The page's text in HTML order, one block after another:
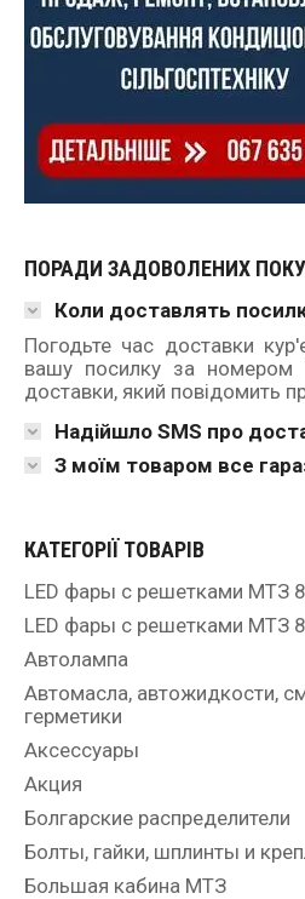
ПОРАДИ ЗАДОВОЛЕНИХ
Коли доставлять
Погодьте час доставки
вашу посилку за номером
доставки, який повідомить
Надійшло SMS про
З моїм товаром все
КАТЕГОРІЇ ТОВАРІВ
LED фары с решетками МТЗ
LED фары с решетками МТЗ
Автолампа
Автомасла, автожидкости,
герметики
Аксессуары
Акция
Болгарские распределители
Болты, гайки, шплинты и
Большая кабина МТЗ